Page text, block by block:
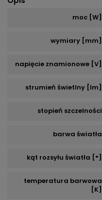
moc [W]
wymiary [mm]
napięcie znamionowe [V]
strumień świetlny [lm]
stopień szczelności
barwa światła
kąt rozsyłu światła [°]
temperatura barwowa
[K]